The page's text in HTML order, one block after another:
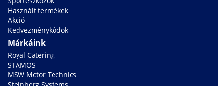
Használt termékek
Akció
Kedvezménykódok
Márkáink
Royal Catering
STAMOS
MSW Motor Technics